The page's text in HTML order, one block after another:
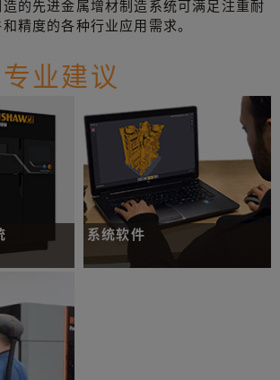
的先进金属增材制造系统可满足注重耐
精度的各种行业应用需求。
业建议
统。
系统软件